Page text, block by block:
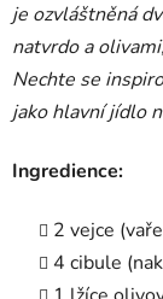
je ozvláštněná
natvrdo a
Nechte se
jako hlavní jídlo
Ingredience:
2 vejce
4 cibule